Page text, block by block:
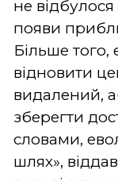
не відбулося
появи
Більше
відновити
видалений,
зберегти
словами,
шлях»,